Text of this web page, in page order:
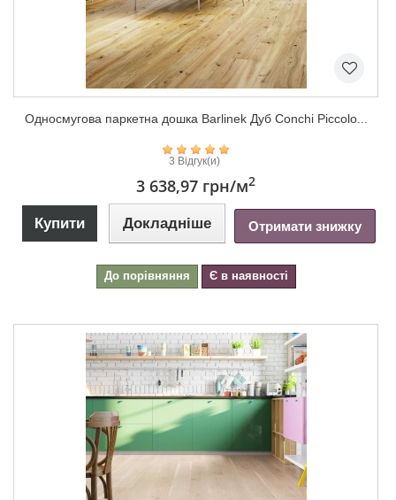
Односмугова паркетна дошка Barlinek Дуб Conchi Piccolo...
3 Відгук(и)
3 638,97 грн/м2
Купити Докладніше Отримати знижку
До порівняння Є в наявності